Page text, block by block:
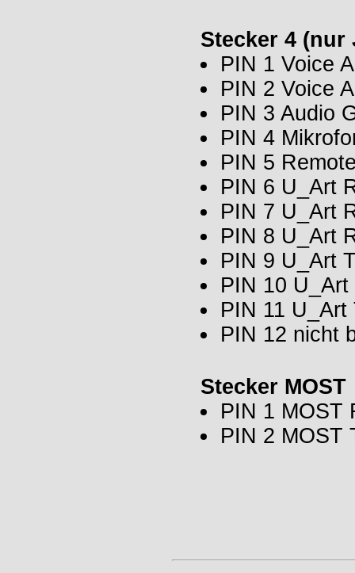
Stecker 4 (nur
PIN 1 Voice
PIN 2 Voice
PIN 3 Audio
PIN 4
PIN 5
PIN 6 U_Art
PIN 7 U_Art
PIN 8 U_Art
PIN 9 U_Art
PIN 10 U_Art
PIN 11 U_Art
PIN 12 nicht
Stecker MOST
PIN 1 MOST
PIN 2 MOST